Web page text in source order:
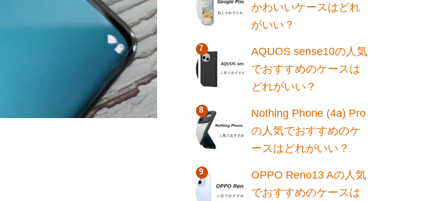
かわいいケースはどれ
がいい？
AQUOS sense10の人気
でおすすめのケースは
どれがいい？
Nothing Phone (4a) Pro
の人気でおすすめのケ
ースはどれがいい？
OPPO Reno13 Aの人気
でおすすめのケースは